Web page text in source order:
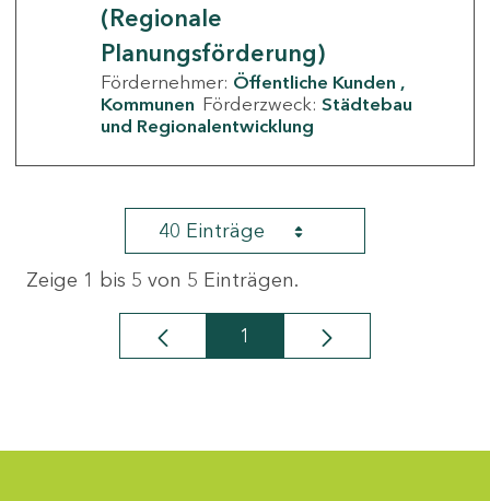
(Regionale
Planungsförderung)
Fördernehmer: Öffentliche Kunden
Kommunen Förderzweck: Städtebau
und Regionalentwicklung
40 Einträge
Zeige 1 bis 5 von 5 Einträgen.
Seite
1